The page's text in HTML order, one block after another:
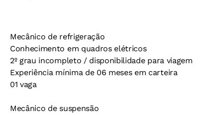
Mecânico de refrigeração
Conhecimento em quadros elétricos
2º grau incompleto / disponibilidade para viagem
Experiência mínima de 06 meses em carteira
01 vaga
Mecânico de suspensão